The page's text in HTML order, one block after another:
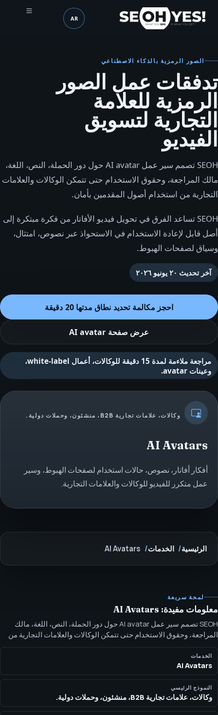
SEOH اللغة (mobile header)
AR
الصور الرمزية بالذكاء الاصطناعي
تدفقات عمل الصور
الرمزية للعلامة
التجارية لتسويق
الفيديو
SEOH تصمم سير عمل AI avatar حول دور الحملة، النص، اللغة،
مالك المراجعة، وحقوق الاستخدام حتى تتمكن الوكالات والعلامات
التجارية من استخدام أصول المقدمين بأمان.
SEOH تساعد الفرق في تحويل فيديو الأفاتار من فكرة مبتكرة إلى
أصل قابل لإعادة الاستخدام في الاستحواذ عبر نصوص، امتثال،
وسياق لصفحات الهبوط.
آخر تحديث ٢٠ يونيو ٢٠٢٦
احجز مكالمة تحديد نطاق مدتها 20 دقيقة
عرض صفحة AI avatar
مراجعة ملاءمة لمدة 15 دقيقة للوكالات، أعمال white-label،
وعينات avatar.
وكالات، علامات تجارية B2B، منشئون، وحملات دولية.
AI Avatars
أفكار أفاتار، نصوص، حالات استخدام لصفحات الهبوط، وسير
عمل متكرر للفيديو للوكالات والعلامات التجارية.
الرئيسية الخدمات AI Avatars
لمحة سريعة
معلومات مفيدة: AI Avatars
SEOH تصمم سير عمل AI avatar حول دور الحملة، النص، اللغة، مالك
المراجعة، وحقوق الاستخدام حتى تتمكن الوكالات والعلامات التجارية من
استخدام أصول المقدمين بأمان. سير عمل AI avatar التسويقي لأصول
مقدمين متعددة اللغات، نصوص، حالات استخدام لصفحات الهبوط،
ومراجعات واعية بالحقوق.
الخدمات
AI Avatars
النموذج الرئيسي
وكالات، علامات تجارية B2B، منشئون، وحملات دولية.